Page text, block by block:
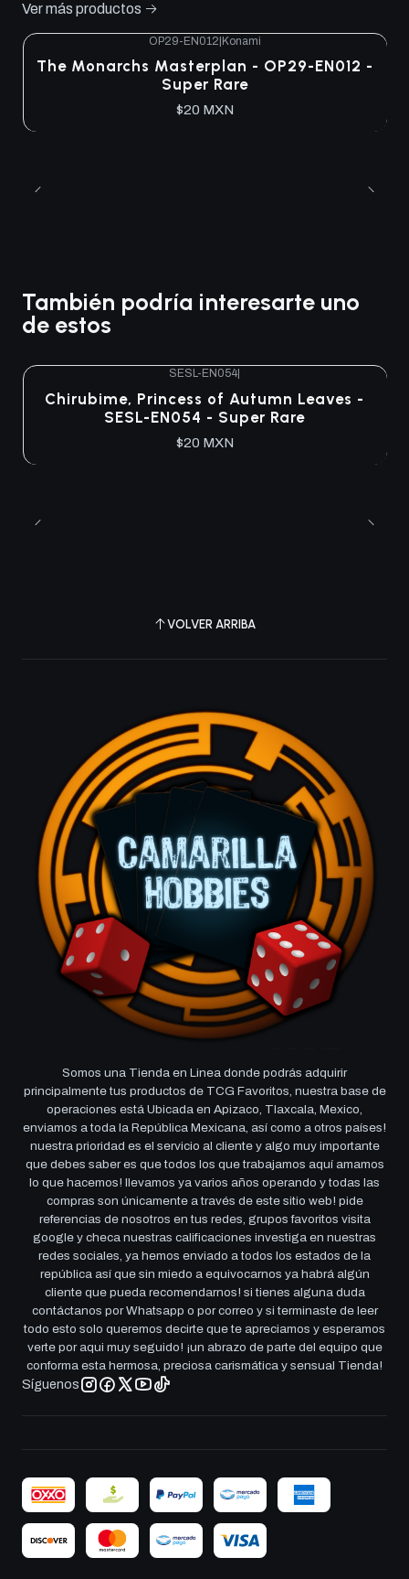
Ver más productos
OP29-EN012 Konami
The Monarchs Masterplan - OP29-EN012 -
Super Rare
$20 MXN
También podría interesarte uno
de estos
Agotado
SESL-EN054
Chirubime, Princess of Autumn Leaves -
SESL-EN054 - Super Rare
$20 MXN
VOLVER ARRIBA
Somos una Tienda en Linea donde podrás adquirir
principalmente tus productos de TCG Favoritos, nuestra base de
operaciones está Ubicada en Apizaco, Tlaxcala, Mexico,
enviamos a toda la República Mexicana, así como a otros países!
nuestra prioridad es el servicio al cliente y algo muy importante
que debes saber es que todos los que trabajamos aquí amamos
lo que hacemos! llevamos ya varios años operando y todas las
compras son únicamente a través de este sitio web! pide
referencias de nosotros en tus redes, grupos favoritos visita
google y checa nuestras calificaciones investiga en nuestras
redes sociales, ya hemos enviado a todos los estados de la
república así que sin miedo a equivocarnos ya habrá algún
cliente que pueda recomendarnos! si tienes alguna duda
contáctanos por Whatsapp o por correo y si terminaste de leer
todo esto solo queremos decirte que te apreciamos y esperamos
verte por aqui muy seguido! ¡un abrazo de parte del equipo que
conforma esta hermosa, preciosa carismática y sensual Tienda!
Síguenos